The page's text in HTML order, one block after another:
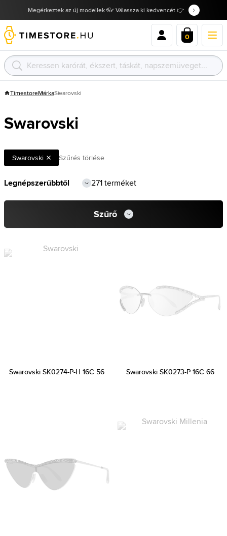
Megérkeztek az új modellek 👓 Válassza ki kedvencét 👉
0
TimestoreMárkaSwarovski
Swarovski
Swarovski Szűrés törlése
271 terméket
Szűrő
Swarovski SK0274-P-H 16C 56 Swarovski SK0273-P 16C 66